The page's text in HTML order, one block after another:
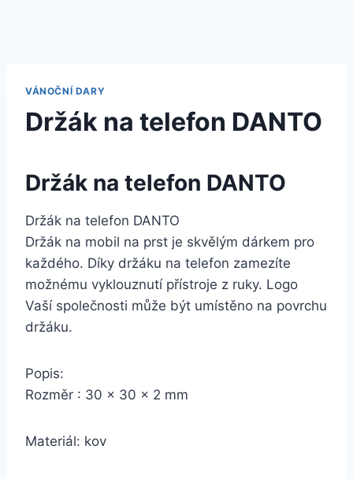
VÁNOČNÍ DARY
Držák na telefon DANTO
Držák na telefon DANTO
Držák na telefon DANTO
Držák na mobil na prst je skvělým dárkem pro
každého. Díky držáku na telefon zamezíte
možnému vyklouznutí přístroje z ruky. Logo
Vaší společnosti může být umístěno na povrchu
držáku.
Popis:
Rozměr : 30 x 30 x 2 mm
Materiál: kov